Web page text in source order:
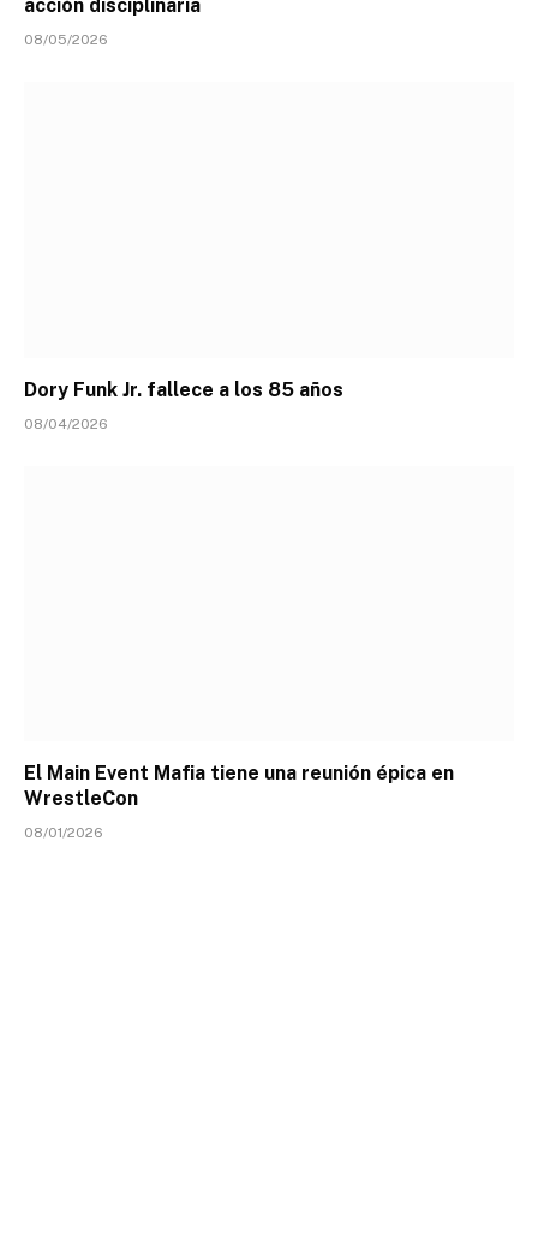
acción disciplinaria
08/05/2026
Dory Funk Jr. fallece a los 85 años
08/04/2026
El Main Event Mafia tiene una reunión épica en
WrestleCon
08/01/2026